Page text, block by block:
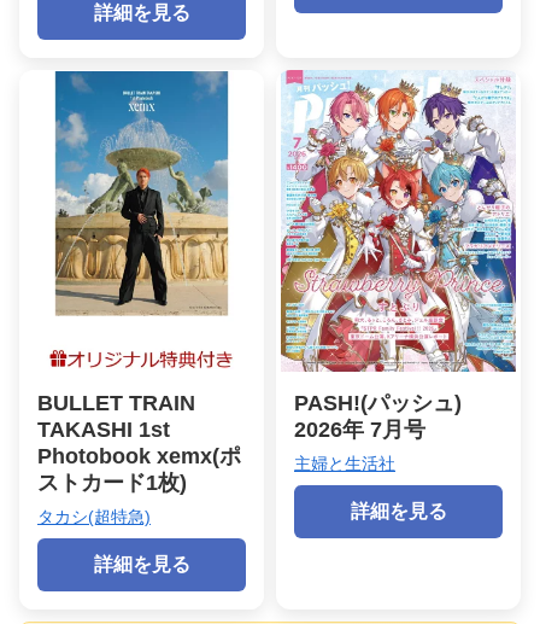
詳細を見る
BULLET TRAIN
TAKASHI 1st
Photobook xemx(ポ
ストカード1枚)
タカシ(超特急)
詳細を見る
PASH!(パッシュ)
2026年 7月号
主婦と生活社
詳細を見る